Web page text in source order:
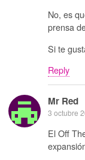
No, es
prensa
Si te
Reply
Mr Red
3 octubre
El Off